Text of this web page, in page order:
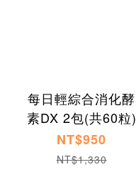
每日輕綜合消化酵
素DX 2包(共60粒)
NT$950
NT$1,330